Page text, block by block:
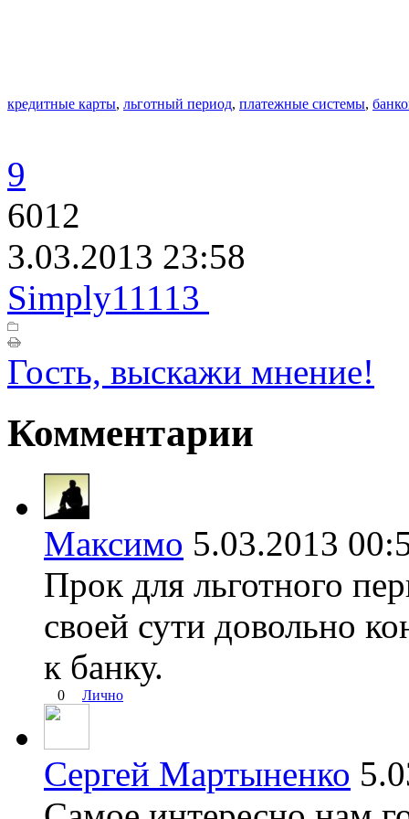
кредитные карты, льготный период, платежные системы,
9
6012
3.03.2013 23:58
Simply11113
Гость, выскажи мнение!
Комментарии
Максимо 5.03.2013
Прок для льготного
своей сути довольно
к банку.
0 Лично
Сергей Мартыненко